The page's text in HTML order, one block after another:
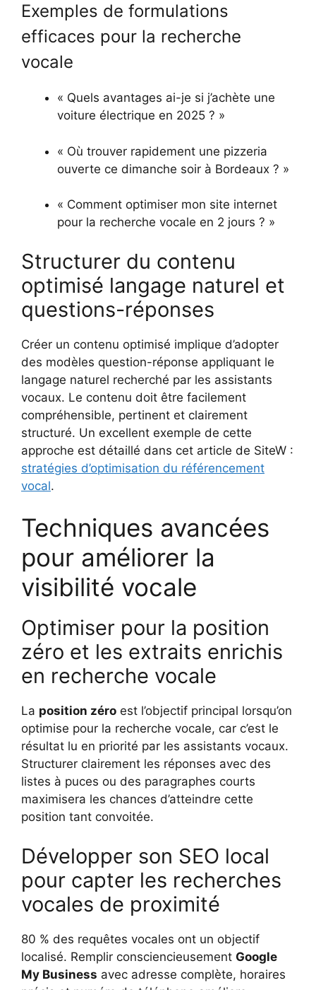
Exemples de formulations
efficaces pour la recherche
vocale
« Quels avantages ai-je si j’achète une
voiture électrique en 2025 ? »
« Où trouver rapidement une pizzeria
ouverte ce dimanche soir à Bordeaux ? »
« Comment optimiser mon site internet
pour la recherche vocale en 2 jours ? »
Structurer du contenu
optimisé langage naturel et
questions-réponses
Créer un contenu optimisé implique d’adopter
des modèles question-réponse appliquant le
langage naturel recherché par les assistants
vocaux. Le contenu doit être facilement
compréhensible, pertinent et clairement
structuré. Un excellent exemple de cette
approche est détaillé dans cet article de SiteW :
stratégies d’optimisation du référencement
vocal.
Techniques avancées
pour améliorer la
visibilité vocale
Optimiser pour la position
zéro et les extraits enrichis
en recherche vocale
La position zéro est l’objectif principal lorsqu’on
optimise pour la recherche vocale, car c’est le
résultat lu en priorité par les assistants vocaux.
Structurer clairement les réponses avec des
listes à puces ou des paragraphes courts
maximisera les chances d’atteindre cette
position tant convoitée.
Développer son SEO local
pour capter les recherches
vocales de proximité
80 % des requêtes vocales ont un objectif
localisé. Remplir consciencieusement Google
My Business avec adresse complète, horaires